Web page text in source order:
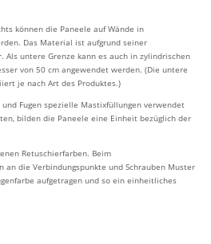
können die Paneele auf Wände in
Das Material ist aufgrund seiner
Als untere Grenze kann es auch in zylindrischen
von 50 cm angewendet werden. (Die untere
je nach Art des Produktes.)
Fugen spezielle Mastixfüllungen verwendet
bilden die Paneele eine Einheit bezüglich der
Retuschierfarben. Beim
an die Verbindungspunkte und Schrauben Muster
aufgetragen und so ein einheitliches